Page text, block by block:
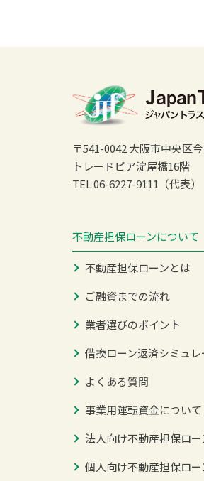
〒541-0042 大阪市中央区
トレードピア淀屋橋16階
TEL 06-6227-9111（代表）
不動産担保ローンについて
不動産担保ローンとは
ご融資までの流れ
業者選びのポイント
借換ローン返済シミュ
よくある質問
事業用運転資金について
法人向け不動産担保ロー
個人向け不動産担保ロー